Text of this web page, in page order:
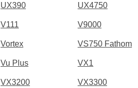
UX390 UX4750
V111 V9000
Vortex VS750 Fathom
Vu Plus VX1
VX3200 VX3300